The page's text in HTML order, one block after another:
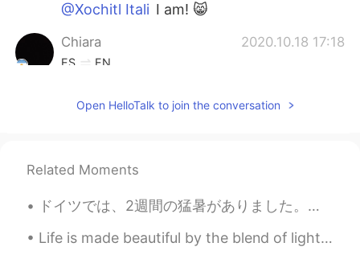
@Xochitl Itali I am! 😸
Chiara 2020.10.18 17:18
ES EN
a cocinar uno, Keith! 🍞
enojoy it.
Xochitl Itali 2020.10.18 16:58
Open HelloTalk to join the conversation
Related Moments
ドイツでは、2週間の猛暑がありました。気温は毎日30度以上でした。金曜日から涼しくなっています。昨日は、ハンブルクで大雷雨がありました。大雷雨の時、木の下で待っていました。とても楽しかったです。😄😄😄
Life is made beautiful by the blend of light and shadow. We wouldn’t be able to see the light wit...